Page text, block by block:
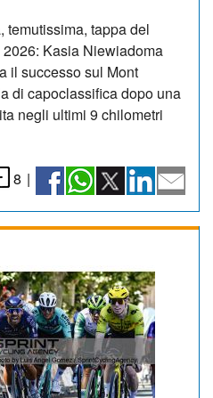
tappa del
Kasia Niewiadoma
il successo sul Mont
di capoclassifica dopo una
negli ultimi 9 chilometri
8 |